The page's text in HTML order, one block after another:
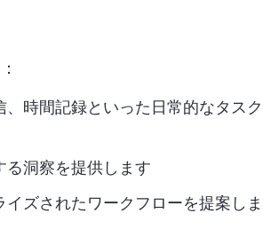
時間記録といった日常的なタスク
る洞察を提供します
ズされたワークフローを提案しま